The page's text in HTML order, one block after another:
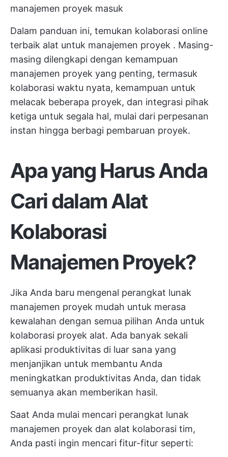
manajemen proyek masuk
Dalam panduan ini, temukan kolaborasi online
terbaik alat untuk manajemen proyek . Masing-
masing dilengkapi dengan kemampuan
manajemen proyek yang penting, termasuk
kolaborasi waktu nyata, kemampuan untuk
melacak beberapa proyek, dan integrasi pihak
ketiga untuk segala hal, mulai dari perpesanan
instan hingga berbagi pembaruan proyek.
Apa yang Harus Anda
Cari dalam Alat
Kolaborasi
Manajemen Proyek?
Jika Anda baru mengenal perangkat lunak
manajemen proyek mudah untuk merasa
kewalahan dengan semua pilihan Anda untuk
kolaborasi proyek alat. Ada banyak sekali
aplikasi produktivitas di luar sana yang
menjanjikan untuk membantu Anda
meningkatkan produktivitas Anda, dan tidak
semuanya akan memberikan hasil.
Saat Anda mulai mencari perangkat lunak
manajemen proyek dan alat kolaborasi tim,
Anda pasti ingin mencari fitur-fitur seperti: